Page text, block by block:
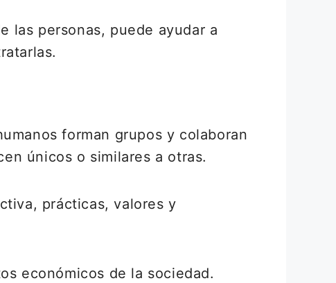
las personas, puede ayudar a
forman grupos y colaboran
únicos o similares a otras.
prácticas, valores y
económicos de la sociedad.